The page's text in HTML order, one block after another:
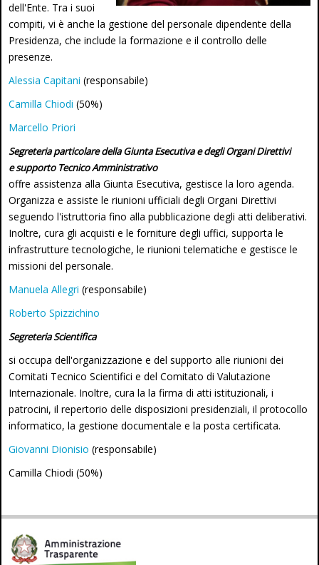
dell'Ente. Tra i suoi
compiti, vi è anche la gestione del personale dipendente della
Presidenza, che include la formazione e il controllo delle
presenze.
Alessia Capitani (responsabile)
Camilla Chiodi (50%)
Marcello Priori
Segreteria particolare della Giunta Esecutiva e degli Organi Direttivi
e supporto Tecnico Amministrativo
offre assistenza alla Giunta Esecutiva, gestisce la loro agenda.
Organizza e assiste le riunioni ufficiali degli Organi Direttivi
seguendo l'istruttoria fino alla pubblicazione degli atti deliberativi.
Inoltre, cura gli acquisti e le forniture degli uffici, supporta le
infrastrutture tecnologiche, le riunioni telematiche e gestisce le
missioni del personale.
Manuela Allegri (responsabile)
Roberto Spizzichino
Segreteria Scientifica
si occupa dell'organizzazione e del supporto alle riunioni dei
Comitati Tecnico Scientifici e del Comitato di Valutazione
Internazionale. Inoltre, cura la la firma di atti istituzionali, i
patrocini, il repertorio delle disposizioni presidenziali, il protocollo
informatico, la gestione documentale e la posta certificata.
Giovanni Dionisio (responsabile)
Camilla Chiodi (50%)